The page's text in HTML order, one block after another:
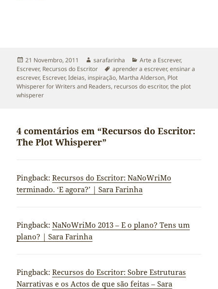
Publicado
a
21 Novembro, 2011 Autor
sarafarinha Categorias
Arte a Escrever,
Escrever, Recursos do Escritor Etiquetas
aprender a escrever,ensinar a
escrever, Escrever,Ideias, inspiração, Martha Alderson, Plot
Whisperer for Writers and Readers, recursos do escritor,the plot
whisperer
4 comentários em “Recursos do Escritor:
The Plot Whisperer”
Pingback:Recursos do Escritor: NaNoWriMo
terminado. ‘E agora?’ | Sara Farinha
Pingback:NaNoWriMo 2013 – E o plano? Tens um
plano? | Sara Farinha
Pingback:Recursos do Escritor: Sobre Estruturas
Narrativas e os Actos de que são feitas – Sara